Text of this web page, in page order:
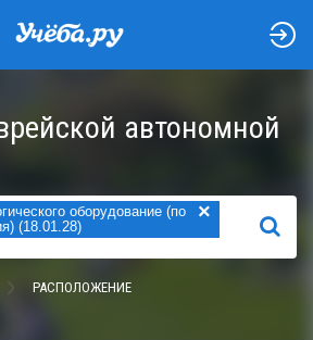
автономной
оборудование (по
(18.01.28)
×
НАЙТИ
РАСПОЛОЖЕНИЕ